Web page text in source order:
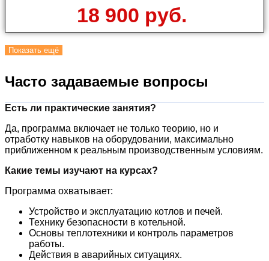
18 900 руб.
Показать ещё
Часто задаваемые вопросы
Есть ли практические занятия?
Да, программа включает не только теорию, но и
отработку навыков на оборудовании, максимально
приближенном к реальным производственным условиям.
Какие темы изучают на курсах?
Программа охватывает:
Устройство и эксплуатацию котлов и печей.
Технику безопасности в котельной.
Основы теплотехники и контроль параметров
работы.
Действия в аварийных ситуациях.